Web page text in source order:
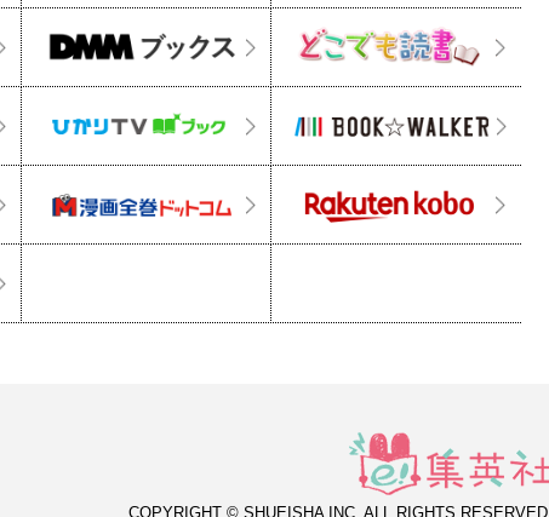
COPYRIGHT © SHUEISHA INC. ALL RIGHTS RESERVED.